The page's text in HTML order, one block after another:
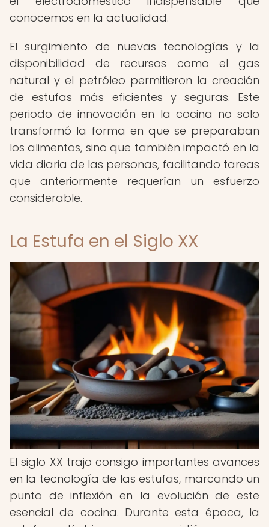
conocemos en la actualidad.
El surgimiento de nuevas tecnologías y la
disponibilidad de recursos como el gas
natural y el petróleo permitieron la creación
de estufas más eficientes y seguras. Este
periodo de innovación en la cocina no solo
transformó la forma en que se preparaban
los alimentos, sino que también impactó en la
vida diaria de las personas, facilitando tareas
que anteriormente requerían un esfuerzo
considerable.
La Estufa en el Siglo XX
El siglo XX trajo consigo importantes avances
en la tecnología de las estufas, marcando un
punto de inflexión en la evolución de este
esencial de cocina. Durante esta época, la